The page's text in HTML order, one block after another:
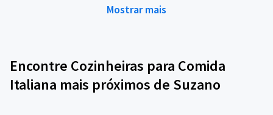
Mostrar mais
Encontre Cozinheiras para Comida
Italiana mais próximos de Suzano